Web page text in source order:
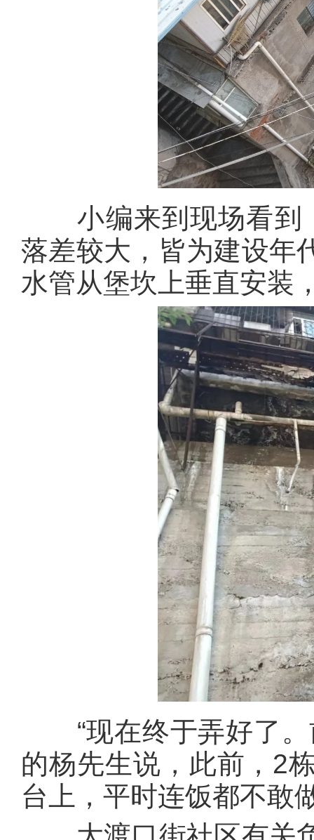
小编来到现场看到
落差较大，皆为建设年
水管从堡坎上垂直安装
“现在终于弄好了。
的杨先生说，此前，2
台上，平时连饭都不敢